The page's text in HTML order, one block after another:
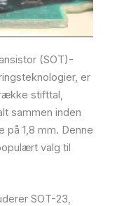
(SOT)-
er
stifttal,
sammen inden
på 1,8 mm. Denne
valg til
SOT-23,